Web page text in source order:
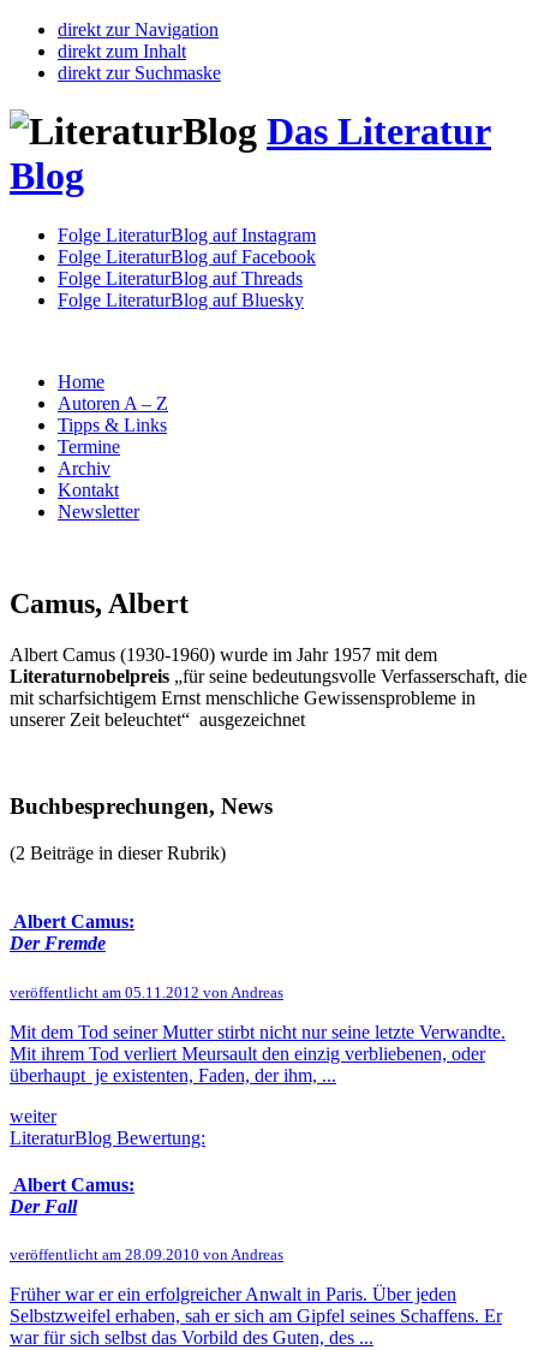
direkt zur Navigation
direkt zum Inhalt
direkt zur Suchmaske
Das Literatur
Blog
Folge LiteraturBlog auf Instagram
Folge LiteraturBlog auf Facebook
Folge LiteraturBlog auf Threads
Folge LiteraturBlog auf Bluesky
Home
Autoren A – Z
Tipps & Links
Termine
Archiv
Kontakt
Newsletter
Camus, Albert
Albert Camus (1930-1960) wurde im Jahr 1957 mit dem
Literaturnobelpreis „für seine bedeutungsvolle Verfasserschaft, die
mit scharfsichtigem Ernst menschliche Gewissensprobleme in
unserer Zeit beleuchtet“ ausgezeichnet
Buchbesprechungen, News
(2 Beiträge in dieser Rubrik)
Albert Camus:
Der Fremde
veröffentlicht am 05.11.2012 von Andreas
Mit dem Tod seiner Mutter stirbt nicht nur seine letzte Verwandte.
Mit ihrem Tod verliert Meursault den einzig verbliebenen, oder
überhaupt je existenten, Faden, der ihm, ...
weiter
LiteraturBlog Bewertung:
Albert Camus:
Der Fall
veröffentlicht am 28.09.2010 von Andreas
Früher war er ein erfolgreicher Anwalt in Paris. Über jeden
Selbstzweifel erhaben, sah er sich am Gipfel seines Schaffens. Er
war für sich selbst das Vorbild des Guten, des ...